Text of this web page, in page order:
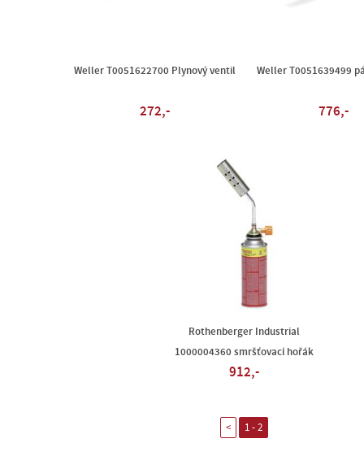
Weller T0051622700 Plynový ventil
272,-
Weller T0051639499
776,-
Rothenberger Industrial
1000004360 smršťovací hořák
912,-
< 1 - 2